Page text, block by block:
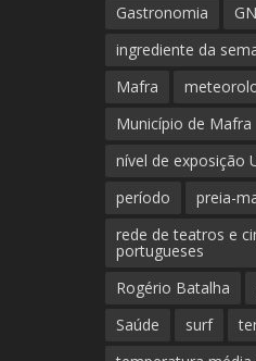
Gastronomia
ingrediente da
Mafra
Município de Mafra
nível de exposição
período
preia-
rede de teatros e
portugueses
Rogério Batalha
Saúde
surf